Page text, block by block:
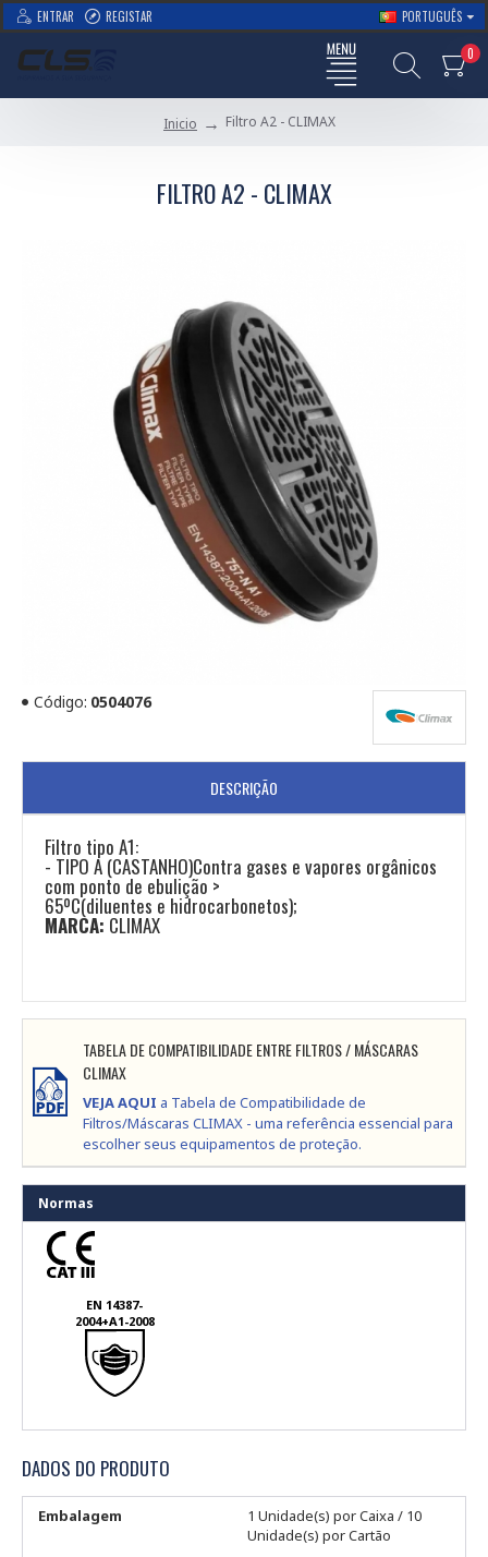
ENTRAR REGISTAR PORTUGUÊS
0
Inicio Filtro A2 - CLIMAX
FILTRO A2 - CLIMAX
Código: 0504076
DESCRIÇÃO
Filtro tipo A1:
- TIPO A (CASTANHO)Contra gases e vapores orgânicos
com ponto de ebulição >
65ºC(diluentes e hidrocarbonetos);
MARCA: CLIMAX
TABELA DE COMPATIBILIDADE ENTRE FILTROS / MÁSCARAS
CLIMAX
VEJA AQUI a Tabela de Compatibilidade de
Filtros/Máscaras CLIMAX - uma referência essencial para
escolher seus equipamentos de proteção.
Normas
EN 14387-
2004+A1-2008
DADOS DO PRODUTO
Embalagem
1 Unidade(s) por Caixa / 10
Unidade(s) por Cartão